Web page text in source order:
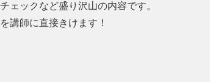
ェックなど盛り沢山の内容です。
講師に直接きけます！